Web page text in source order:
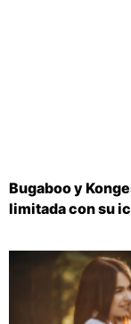
Bugaboo y
limitada con su